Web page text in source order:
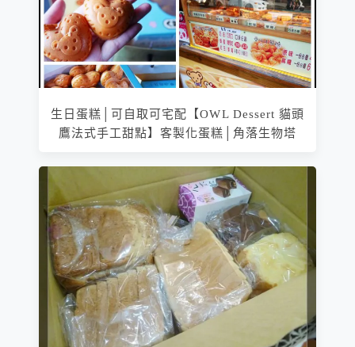
生日蛋糕│可自取可宅配【OWL Dessert 貓頭
鷹法式手工甜點】客製化蛋糕│角落生物塔